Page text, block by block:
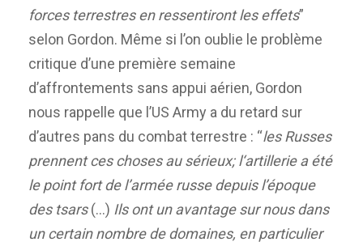
forces terrestres en ressentiront les effets”
selon Gordon. Même si l’on oublie le problème
critique d’une première semaine
d’affrontements sans appui aérien, Gordon
nous rappelle que l’US Army a du retard sur
d’autres pans du combat terrestre : “les Russes
prennent ces choses au sérieux; l‘artillerie a été
le point fort de l’armée russe depuis l’époque
des tsars(…) Ils ont un avantage sur nous dans
un certain nombre de domaines, en particulier